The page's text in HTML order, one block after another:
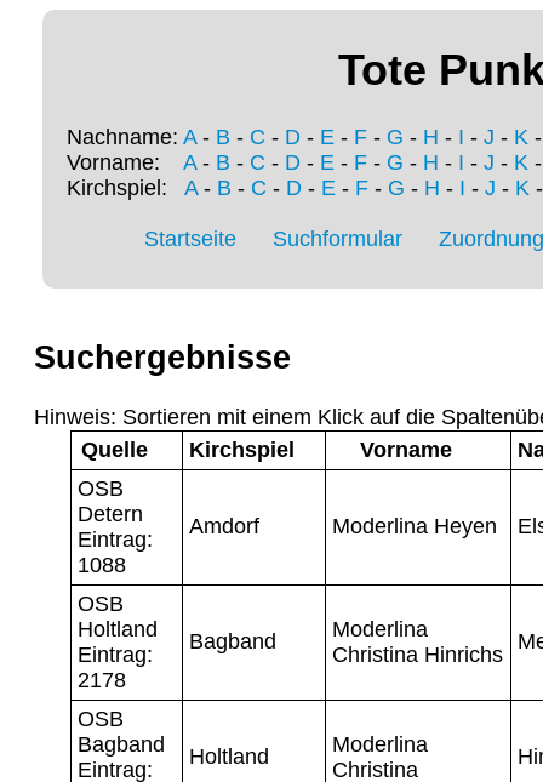
Tote
Nachname: A- B - C - D - E - F - G - H - I - J - K
Vorname: A- B - C - D - E - F - G - H - I - J - K
Kirchspiel: A- B - C - D- E- F- G - H - I - J - K
Startseite Suchformular
Suchergebnisse
Hinweis: Sortieren mit einem Klick auf die
Quelle
Kirchspiel Vorname
OSB
Detern
Eintrag:
1088
Amdorf Moderlina Heyen
OSB
Holtland
Eintrag:
2178
Bagband
Moderlina
Christina Hinrichs
OSB
Bagband
Eintrag:
Holtland
Moderlina
Christina